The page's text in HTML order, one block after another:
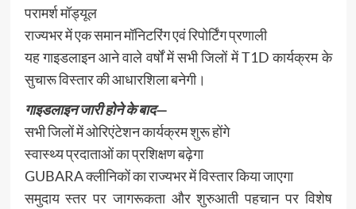
परामर्श मॉड्यूल
राज्यभर में एक समान मॉनिटरिंग एवं रिपोर्टिंग प्रणाली
यह गाइडलाइन आने वाले वर्षों में सभी जिलों में T1D कार्यक्रम के
सुचारू विस्तार की आधारशिला बनेगी।
गाइडलाइन जारी होने के बाद—
सभी जिलों में ओरिएंटेशन कार्यक्रम शुरू होंगे
स्वास्थ्य प्रदाताओं का प्रशिक्षण बढ़ेगा
GUBARA क्लीनिकों का राज्यभर में विस्तार किया जाएगा
समुदाय स्तर पर जागरूकता और शुरुआती पहचान पर विशेष